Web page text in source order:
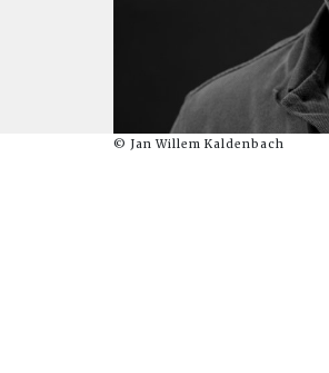
© Jan Willem Kaldenbach